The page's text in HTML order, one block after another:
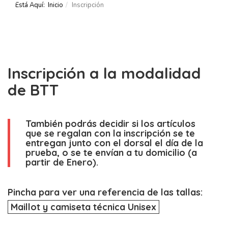
Está Aquí: Inicio Inscripción
Inscripción a la modalidad
de BTT
También podrás decidir si los artículos
que se regalan con la inscripción se te
entregan junto con el dorsal el día de la
prueba, o se te envían a tu domicilio (a
partir de Enero).
Pincha para ver una referencia de las tallas:
Maillot y camiseta técnica Unisex